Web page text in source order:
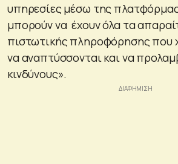
υπηρεσίες μέσω της
μπορούν να έχουν όλα τα
πιστωτικής πληροφόρησης που
να αναπτύσσονται και να
κινδύνους».